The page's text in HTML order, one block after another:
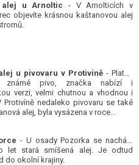
alej u Arnoltic - V Arnolticích v
objevíte krásnou kaštanovou alej
u pivovaru v Protivíně - Platan
známé pivo, značka nabízí i
verzi, velmi chutnou a vhodnou i
Protivíně nedaleko pivovaru se také
alej, byla vysázena v roce...
- U osady Pozorka se nachází
let stará smíšená alej. Je odtud
do okolní krajiny.